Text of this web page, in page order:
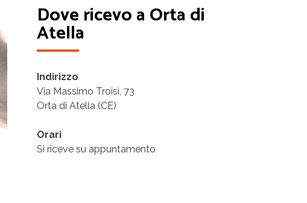
Dove ricevo a Orta di
Atella
Indirizzo
Via Massimo Troisi, 73
Orta di Atella (CE)
Orari
Si riceve su appuntamento